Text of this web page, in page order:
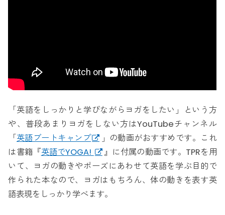
「英語をしっかりと学びながらヨガをしたい」という方
や、普段あまりヨガをしない方はYouTubeチャンネル
「英語ブートキャンプ
」の動画がおすすめです。これ
は書籍『英語でYOGA!
』に付属の動画です。TPRを用
いて、ヨガの動きやポーズにあわせて英語を学ぶ目的で
作られた本なので、ヨガはもちろん、体の動きを表す英
語表現をしっかり学べます。